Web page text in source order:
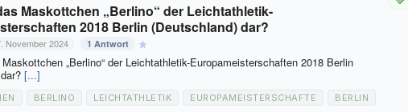
Maskottchen „Berlino“ der Leichtathletik-
2018 Berlin (Deutschland) dar?
November 2024 1 Antwort
„Berlino“ der Leichtathletik-Europameisterschaften 2018 Berlin
[...]
BERLINO LEICHTATHLETIK EUROPAMEISTERSCHAFTE BERLIN